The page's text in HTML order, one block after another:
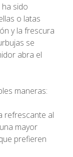
ha sido
o latas
y la frescura
se
abra el
maneras:
refrescante al
mayor
prefieren